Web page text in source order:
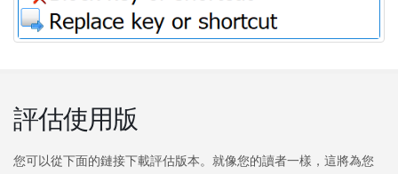
評估使用版
您可以從下面的鏈接下載評估版本。就像您的讀者一樣，這將為您